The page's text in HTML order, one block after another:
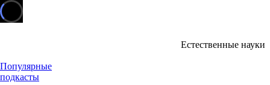
Естественные науки
Популярные
подкасты